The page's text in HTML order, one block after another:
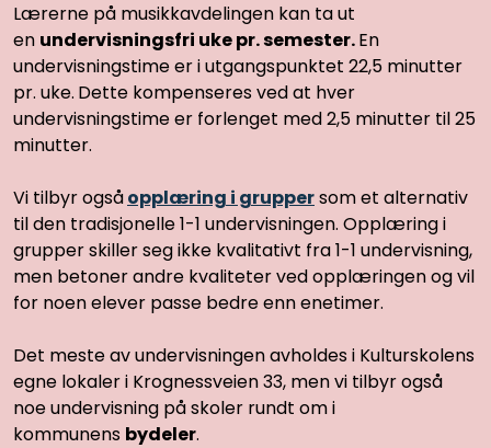
Lærerne på musikkavdelingen kan ta ut
en undervisningsfri uke pr. semester.En
undervisningstime er i utgangspunktet 22,5 minutter
pr. uke. Dette kompenseres ved at hver
undervisningstime er forlenget med 2,5 minutter til 25
minutter.
Vi tilbyr ogsåopplæring i gruppersom et alternativ
til den tradisjonelle 1-1 undervisningen. Opplæring i
grupper skiller seg ikke kvalitativt fra 1-1 undervisning,
men betoner andre kvaliteter ved opplæringen og vil
for noen elever passe bedre enn enetimer.
Det meste av undervisningen avholdes i Kulturskolens
egne lokaler i Krognessveien 33, men vi tilbyr også
noe undervisning på skoler rundt om i
kommunens bydeler.